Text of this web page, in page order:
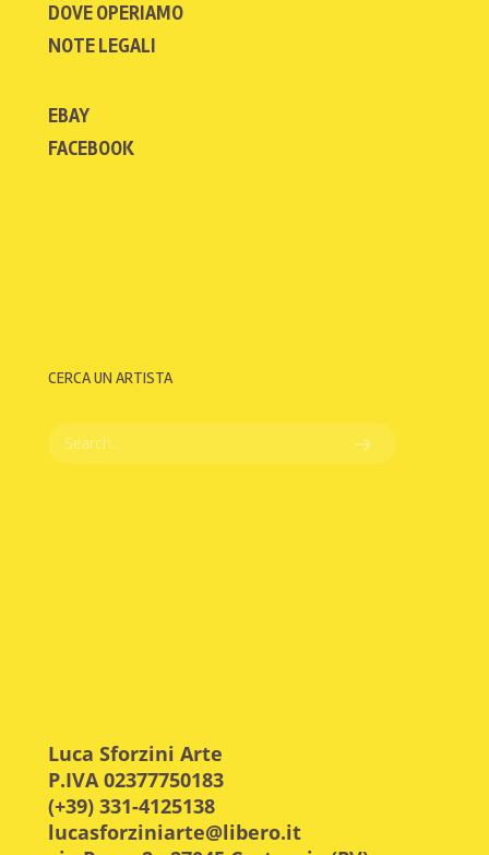
DOVE OPERIAMO
NOTE LEGALI
EBAY
FACEBOOK
CERCA UN ARTISTA
Luca Sforzini Arte
P.IVA 02377750183
(+39) 331-4125138
lucasforziniarte@libero.it